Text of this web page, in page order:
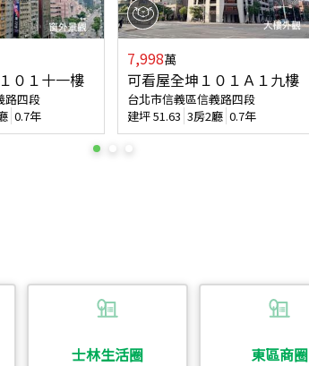
士林生活圈 東區商圈
０１十一樓
路四段
0.7年
7,998萬
可看屋全坤１０１Ａ１九樓
台北市信義區信義路四段
建坪51.63 3房2廳 0.7年